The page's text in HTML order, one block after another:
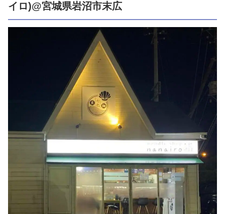
イロ)@宮城県岩沼市末広